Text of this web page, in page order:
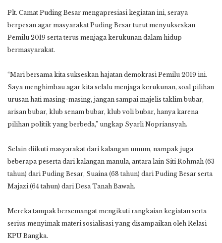
Plt. Camat Puding Besar mengapresiasi kegiatan ini, seraya
berpesan agar masyarakat Puding Besar turut menyukseskan
Pemilu 2019 serta terus menjaga kerukunan dalam hidup
bermasyarakat.
“Mari bersama kita sukseskan hajatan demokrasi Pemilu 2019 ini.
Saya menghimbau agar kita selalu menjaga kerukunan, soal pilihan
urusan hati masing-masing, jangan sampai majelis taklim bubar,
arisan bubar, klub senam bubar, klub voli bubar, hanya karena
pilihan politik yang berbeda,” ungkap Syarli Nopriansyah.
Selain diikuti masyarakat dari kalangan umum, nampak juga
beberapa peserta dari kalangan manula, antara lain Siti Rohmah (63
tahun) dari Puding Besar, Suaina (68 tahun) dari Puding Besar serta
Majazi (64 tahun) dari Desa Tanah Bawah.
Mereka tampak bersemangat mengikuti rangkaian kegiatan serta
serius menyimak materi sosialisasi yang disampaikan oleh Relasi
KPU Bangka.